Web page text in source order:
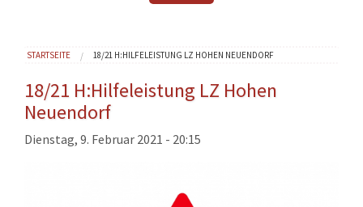
VEREINE
AKTUELLES
KONTAKT
Sie sind hier
STARTSEITE 18/21 H:HILFELEISTUNG LZ HOHEN NEUENDORF
18/21 H:Hilfeleistung LZ Hohen
Neuendorf
Dienstag, 9. Februar 2021 - 20:15